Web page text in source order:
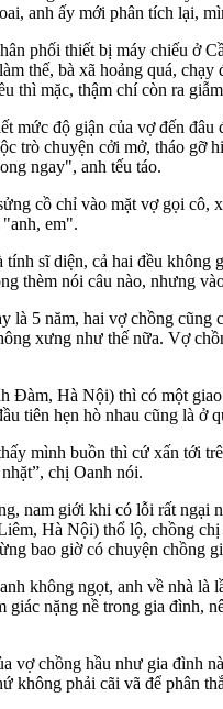
anh ấy mới phân tích lại,
phối thiết bị máy chiếu ở
thế, bà xã hoảng quá,
thì mặc, thậm chí còn ra
mức độ giận của vợ đến
trò chuyện cởi mở, tháo
ngay", anh tếu táo.
cồ chỉ vào mặt vợ gọi
em".
sĩ diện, cả hai đều
thèm nói câu nào, nhưng
là 5 năm, hai vợ chồng
xưng như thế nữa. Vợ
Đàm, Hà Nội) thì có một
tiên hẹn hò nhau cũng là
mình buồn thì cứ xấn tới
chị Oanh nói.
nam giới khi có lỗi rất
Hà Nội) thổ lộ, chồng
bao giờ có chuyện chồng
không ngọt, anh về nhà
giác nặng nề trong gia đình,
vợ chồng hầu như gia đình
không phải cãi vã để phân